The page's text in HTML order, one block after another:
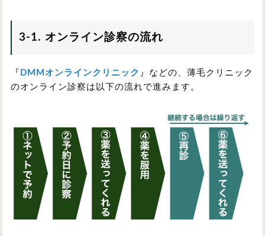
3-1. オンライン診察の流れ
『 DMMオンラインクリニック 』などの、薄毛クリニック
のオンライン診察は以下の流れで進みます。